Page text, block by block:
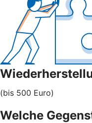
(bis 500 Euro)
Welche